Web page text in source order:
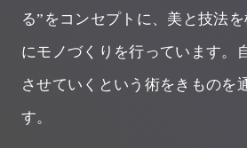
る”をコンセプトに、美と技法
にモノづくりを⾏っています。
させていくという術をきものを
す。